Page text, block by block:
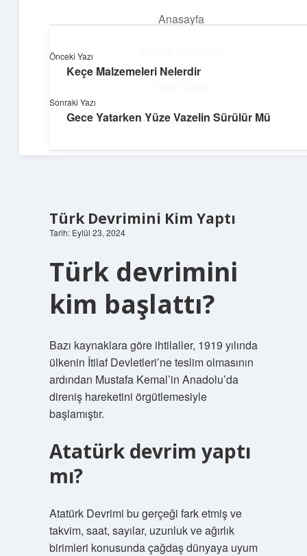
Anasayfa
Hakkımızda
Dijital Dünya Günlüğü
Türk Devrimini Kim Yaptı
Tarih: Eylül 23, 2024
Türk devrimini
kim başlattı?
Bazı kaynaklara göre ihtilaller, 1919 yılında
ülkenin İtilaf Devletleri’ne teslim olmasının
ardından Mustafa Kemal’in Anadolu’da
direniş hareketini örgütlemesiyle
başlamıştır.
Atatürk devrim yaptı
mı?
Atatürk Devrimi bu gerçeği fark etmiş ve
takvim, saat, sayılar, uzunluk ve ağırlık
birimleri konusunda çağdaş dünyaya uyum
Önceki Yazı
Keçe Malzemeleri Nelerdir
Sonraki Yazı
Gece Yatarken Yüze Vazelin Sürülür Mü